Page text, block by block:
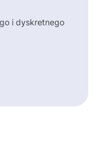
i dyskretnego